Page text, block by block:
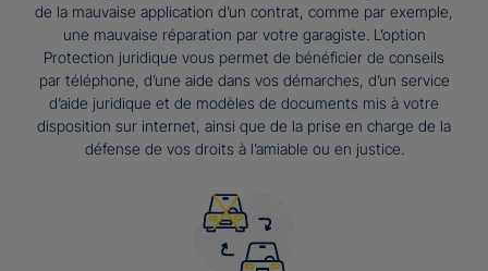
de la mauvaise application d’un contrat, comme par exemple,
une mauvaise réparation par votre garagiste. L’option
Protection juridique vous permet de bénéficier de conseils
par téléphone, d’une aide dans vos démarches, d’un service
d’aide juridique et de modèles de documents mis à votre
disposition sur internet, ainsi que de la prise en charge de la
défense de vos droits à l’amiable ou en justice.